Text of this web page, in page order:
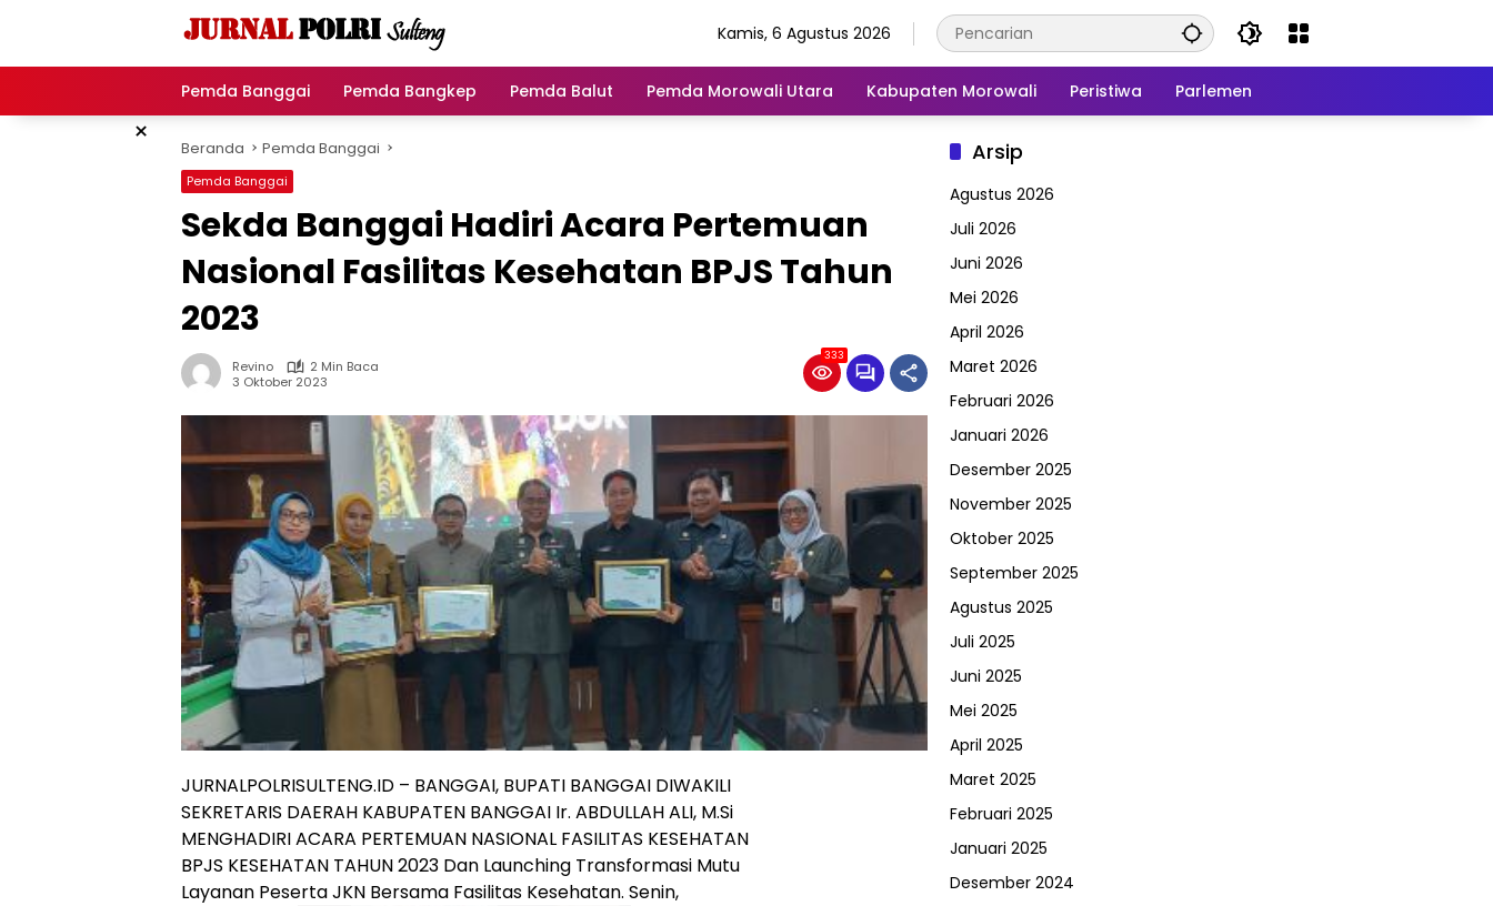
Kamis, 6 Agustus 2026
Pemda Banggai Pemda Bangkep Pemda Balut Pemda Morowali Utara Kabupaten Morowali Peristiwa Parlemen
× Beranda Pemda Banggai
Pemda Banggai
Sekda Banggai Hadiri Acara Pertemuan
Nasional Fasilitas Kesehatan BPJS Tahun
2023
Revino
2 Min Baca
3 Oktober 2023
333
JURNALPOLRISULTENG.ID – BANGGAI, BUPATI BANGGAI DIWAKILI
SEKRETARIS DAERAH KABUPATEN BANGGAI Ir. ABDULLAH ALI, M.Si
MENGHADIRI ACARA PERTEMUAN NASIONAL FASILITAS KESEHATAN
BPJS KESEHATAN TAHUN 2023 Dan Launching Transformasi Mutu
Layanan Peserta JKN Bersama Fasilitas Kesehatan. Senin,
Arsip
Agustus 2026
Juli 2026
Juni 2026
Mei 2026
April 2026
Maret 2026
Februari 2026
Januari 2026
Desember 2025
November 2025
Oktober 2025
September 2025
Agustus 2025
Juli 2025
Juni 2025
Mei 2025
April 2025
Maret 2025
Februari 2025
Januari 2025
Desember 2024